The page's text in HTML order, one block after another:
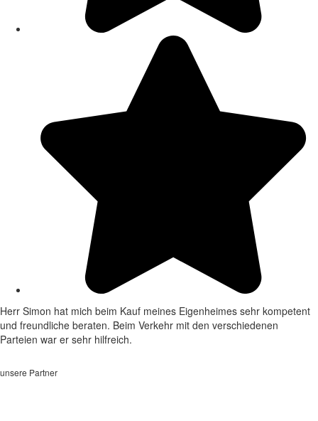
Herr Simon hat mich beim Kauf meines Eigenheimes sehr kompetent
und freundliche beraten. Beim Verkehr mit den verschiedenen
Parteien war er sehr hilfreich.
unsere Partner